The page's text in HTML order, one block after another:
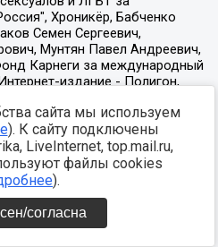
сайта мы используем
). К сайту подключены
LiveInternet, top.mail.ru,
файлы cookies
).
согласна